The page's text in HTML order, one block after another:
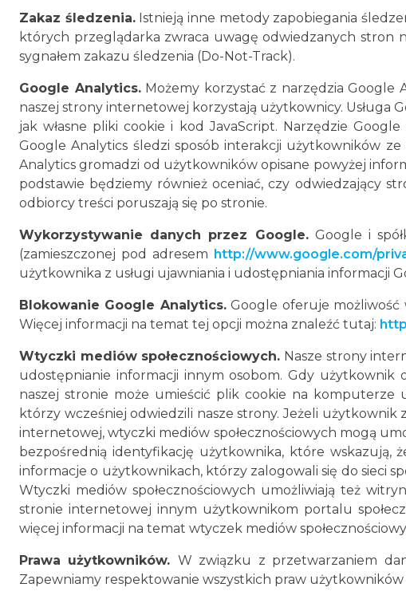
Zakaz śledzenia.Istnieją inne metody zapobiegania
których przeglądarka zwraca uwagę odwiedzanych stron
sygnałem zakazu śledzenia (Do-Not-Track).
Google Analytics.Możemy korzystać z narzędzia Google
naszej strony internetowej korzystają użytkownicy. Usługa
jak własne pliki cookie i kod JavaScript. Narzędzie
Google Analytics śledzi sposób interakcji użytkowników
Analytics gromadzi od użytkowników opisane powyżej
podstawie będziemy również oceniać, czy odwiedzający
odbiorcy treści poruszają się po stronie.
Wykorzystywanie danych przez Google.Google i
(zamieszczonej pod adresem http://www.google.com/
użytkownika z usługi ujawniania i udostępniania informacji
Blokowanie Google Analytics.Google oferuje możliwość
Więcej informacji na temat tej opcji można znaleźć tutaj:
Wtyczki mediów społecznościowych. Nasze strony
udostępnianie informacji innym osobom. Gdy użytkownik
naszej stronie może umieścić plik cookie na
którzy wcześniej odwiedzili nasze strony. Jeżeli
internetowej, wtyczki mediów społecznościowych mogą
bezpośrednią identyfikację użytkownika, które wskazują,
informacje o użytkownikach, którzy zalogowali się do sieci
Wtyczki mediów społecznościowych umożliwiają też
stronie internetowej innym użytkownikom portalu
więcej informacji na temat wtyczek mediów
Prawa użytkowników. W związku z przetwarzaniem
Zapewniamy respektowanie wszystkich praw